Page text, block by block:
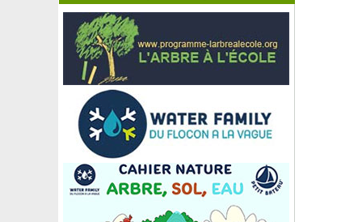
Anthurium à fleurs rouges
Arbousier
Arbousier specimen
Arbre à café du Kentucky, Chicot du Canada
Arbre à caramel
Arbre à faisans 'Purple Rain'
Arbre à miel
Arbre à neige, Arbre à franges
Arbre à papier de riz
Arbre à papillons Bicolore 'Flower Power'
Arbre à papillons Blanc 'White profusion'
Arbre à papillons Bleu 'Adonis blue Adokeep'
Arbre à papillons Jaune 'Sungold'
Arbre à papillons 'Mauve'